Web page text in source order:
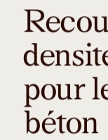
pour
béton